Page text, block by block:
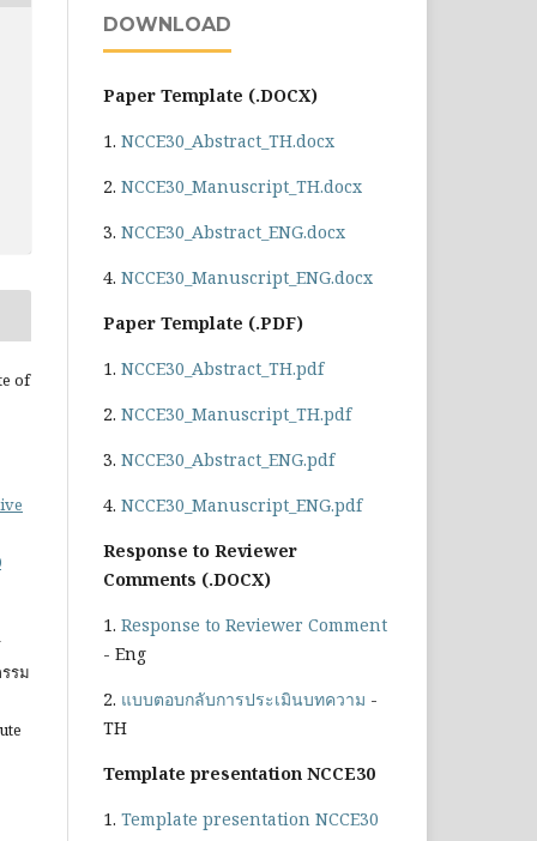
of
รม
DOWNLOAD
Paper Template (.DOCX)
1. NCCE30_Abstract_TH.docx
2. NCCE30_Manuscript_TH.docx
3. NCCE30_Abstract_ENG.docx
4. NCCE30_Manuscript_ENG.docx
Paper Template (.PDF)
1. NCCE30_Abstract_TH.pdf
2. NCCE30_Manuscript_TH.pdf
3. NCCE30_Abstract_ENG.pdf
4. NCCE30_Manuscript_ENG.pdf
Response to Reviewer
Comments (.DOCX)
1. Response to Reviewer Comment
- Eng
2. แบบตอบกลับการประเมินบทความ -
TH
Template presentation NCCE30
1. Template presentation NCCE30